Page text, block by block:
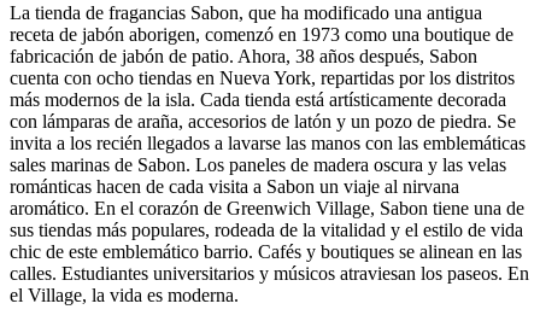
La tienda de fragancias Sabon, que ha modificado una antigua
receta de jabón aborigen, comenzó en 1973 como una boutique de
fabricación de jabón de patio. Ahora, 38 años después, Sabon
cuenta con ocho tiendas en Nueva York, repartidas por los distritos
más modernos de la isla. Cada tienda está artísticamente decorada
con lámparas de araña, accesorios de latón y un pozo de piedra. Se
invita a los recién llegados a lavarse las manos con las emblemáticas
sales marinas de Sabon. Los paneles de madera oscura y las velas
románticas hacen de cada visita a Sabon un viaje al nirvana
aromático. En el corazón de Greenwich Village, Sabon tiene una de
sus tiendas más populares, rodeada de la vitalidad y el estilo de vida
chic de este emblemático barrio. Cafés y boutiques se alinean en las
calles. Estudiantes universitarios y músicos atraviesan los paseos. En
el Village, la vida es moderna.